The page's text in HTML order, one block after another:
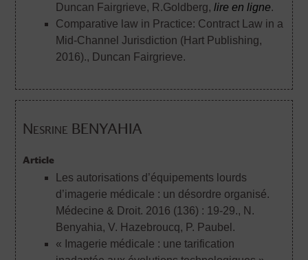
Duncan Fairgrieve, R.Goldberg,lire en ligne.
Comparative law in Practice: Contract Law in a
Mid-Channel Jurisdiction (Hart Publishing,
2016)., Duncan Fairgrieve.
Nesrine BENYAHIA
Article
Les autorisations d’équipements lourds
d’imagerie médicale : un désordre organisé.
Médecine & Droit. 2016 (136) : 19-29., N.
Benyahia, V. Hazebroucq, P. Paubel.
« Imagerie médicale : une tarification